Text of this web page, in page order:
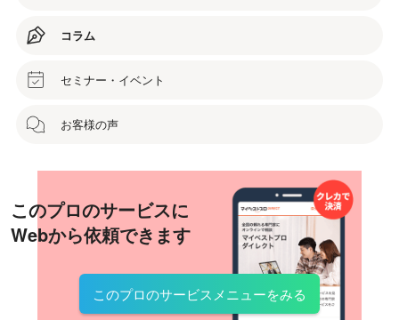
コラム
セミナー・イベント
お客様の声
このプロのサービスに
Webから依頼できます
このプロのサービスメニューをみる